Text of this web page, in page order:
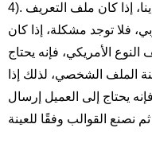
4). هذه الآلة، هي آلة اللحام الشائعة لدينا، إذا كان ملف التعريف
فلا توجد مشكلة، إذا كان
الأمريكي، فإنه يحتاج
الملف الشخصي، لذلك إذا
يحتاج إلى العميل إرسال